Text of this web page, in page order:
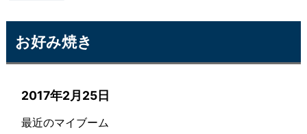
お好み焼き
2017年2月25日
最近のマイブーム